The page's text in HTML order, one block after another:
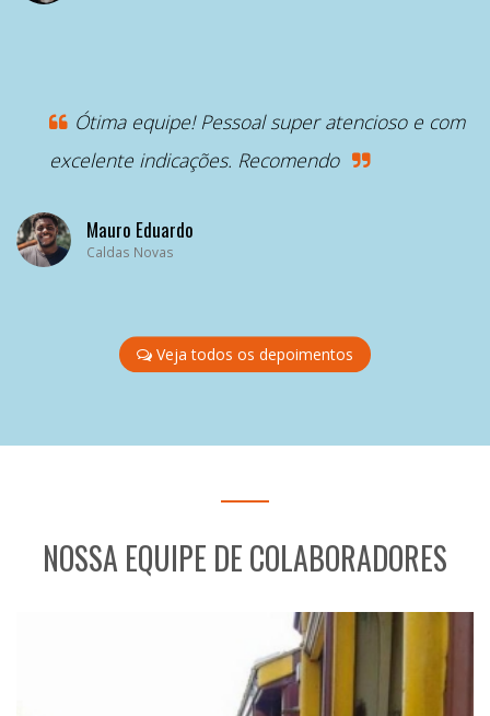
Ótima equipe! Pessoal super atencioso e com
excelente indicações. Recomendo
Mauro Eduardo
Caldas Novas
Veja todos os depoimentos
NOSSA EQUIPE DE COLABORADORES